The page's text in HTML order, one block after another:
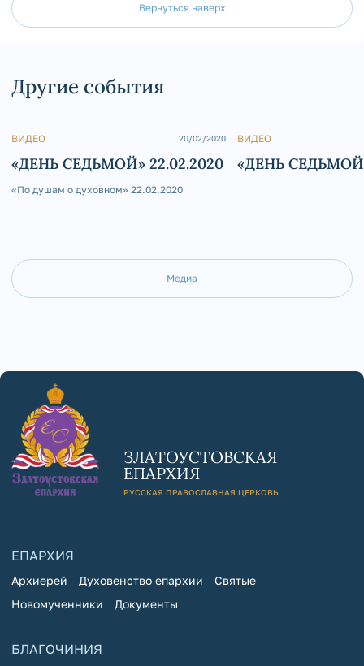
Вернуться наверх
Другие события
Медиа
ВИДЕО 20/02/2020
«ДЕНЬ СЕДЬМОЙ» 22.02.2020
«По душам о духовном» 22.02.2020
ВИДЕО
«ДЕНЬ
ЗЛАТОУСТОВСКАЯ
ЕПАРХИЯ
РУССКАЯ ПРАВОСЛАВНАЯ ЦЕРКОВЬ
ЕПАРХИЯ
Архиерей Духовенство епархии
Святые
Новомученники
Документы
БЛАГОЧИНИЯ